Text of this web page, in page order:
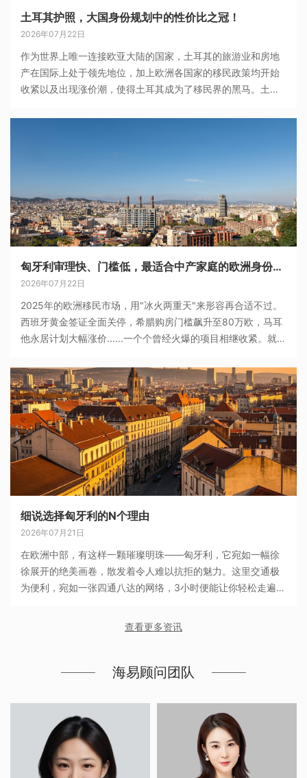
土耳其护照，大国身份规划中的性价比之冠！
2026年07月22日
作为世界上唯一连接欧亚大陆的国家，土耳其的旅游业和房地
产在国际上处于领先地位，加上欧洲各国家的移民政策均开始
收紧以及出现涨价潮，使得土耳其成为了移民界的黑马。土耳
护照支持更名。拿到护照之后，不
匈牙利审理快、门槛低，最适合中产家庭的欧洲身份跳板
2026年07月22日
2025年的欧洲移民市场，用"冰火两重天"来形容再合适不过。
西班牙黄金签证全面关停，希腊购房门槛飙升至80万欧，马耳
他永居计划大幅涨价......一个个曾经火爆的项目相继收紧。就在
细说选择匈牙利的N个理由
2026年07月21日
在欧洲中部，有这样一颗璀璨明珠——匈牙利，它宛如一幅徐
徐展开的绝美画卷，散发着令人难以抗拒的魅力。这里交通极
为便利，宛如一张四通八达的网络，3小时便能让你轻松走遍欧
匈牙利的N个理由！匈牙利的气候宜
查看更多资讯
海易顾问团队